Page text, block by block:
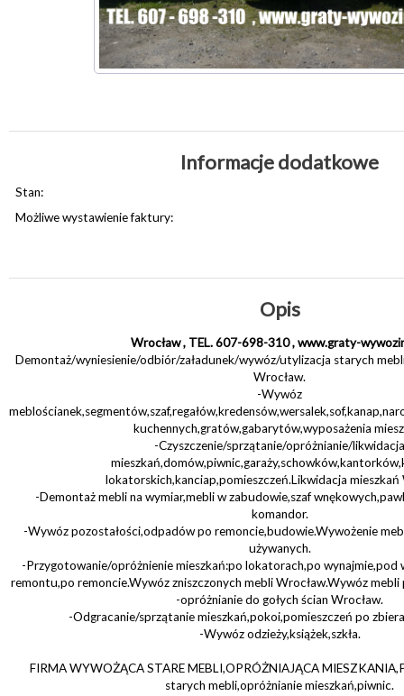
Informacje dodatkowe
Stan:
Możliwe wystawienie faktury:
Opis
Wrocław , TEL. 607-698-310 , www.graty-
Demontaż/wyniesienie/odbiór/załadunek/wywóz/utylizacja starych
Wrocław.
-Wywóz
kuchennych,gratów,gabarytów,wyposażenia
-Czyszczenie/sprzątanie/opróżnianie/likwidacja
lokatorskich,kanciap,pomieszczeń.Likwidacja mieszkań
-Demontaż mebli na wymiar,mebli w zabudowie,szaf
komandor.
-Wywóz pozostałości,odpadów po remoncie,budowie.Wywożenie
używanych.
-Przygotowanie/opróżnienie mieszkań:po lokatorach,po wynajmie,pod
remontu,po remoncie.Wywóz zniszczonych mebli Wrocław.Wywóz
-opróżnianie do gołych ścian Wrocław.
-Odgracanie/sprzątanie mieszkań,pokoi,pomieszczeń po
-Wywóz odzieży,książek,szkła.
FIRMA WYWOŻĄCA STARE MEBLI,OPRÓŻNIAJĄCA
starych mebli,opróżnianie mieszkań,piwnic.